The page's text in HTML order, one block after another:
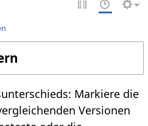
Markiere die
Versionen